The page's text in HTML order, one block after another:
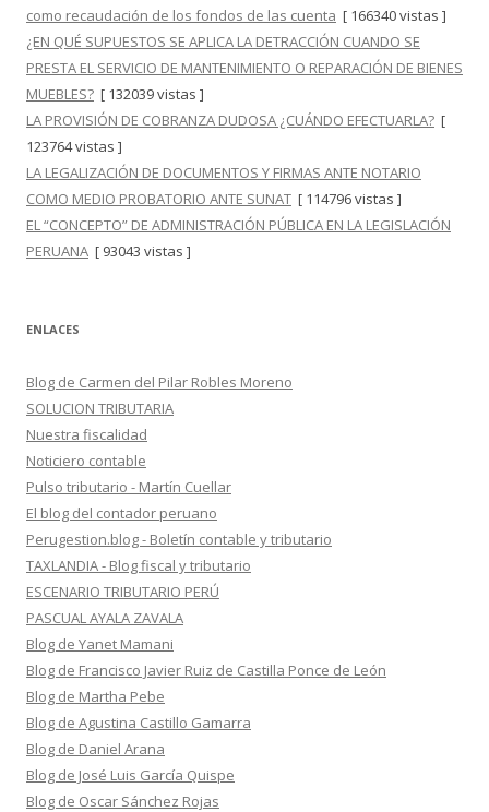
como recaudación de los fondos de las cuenta [ 166340 vistas ]
¿EN QUÉ SUPUESTOS SE APLICA LA DETRACCIÓN CUANDO SE
PRESTA EL SERVICIO DE MANTENIMIENTO O REPARACIÓN DE BIENES
MUEBLES? [ 132039 vistas ]
LA PROVISIÓN DE COBRANZA DUDOSA ¿CUÁNDO EFECTUARLA? [
123764 vistas ]
LA LEGALIZACIÓN DE DOCUMENTOS Y FIRMAS ANTE NOTARIO
COMO MEDIO PROBATORIO ANTE SUNAT [ 114796 vistas ]
EL “CONCEPTO” DE ADMINISTRACIÓN PÚBLICA EN LA LEGISLACIÓN
PERUANA [ 93043 vistas ]
ENLACES
Blog de Carmen del Pilar Robles Moreno
SOLUCION TRIBUTARIA
Nuestra fiscalidad
Noticiero contable
Pulso tributario - Martín Cuellar
El blog del contador peruano
Perugestion.blog - Boletín contable y tributario
TAXLANDIA - Blog fiscal y tributario
ESCENARIO TRIBUTARIO PERÚ
PASCUAL AYALA ZAVALA
Blog de Yanet Mamani
Blog de Francisco Javier Ruiz de Castilla Ponce de León
Blog de Martha Pebe
Blog de Agustina Castillo Gamarra
Blog de Daniel Arana
Blog de José Luis García Quispe
Blog de Oscar Sánchez Rojas